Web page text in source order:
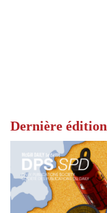
Dernière édition